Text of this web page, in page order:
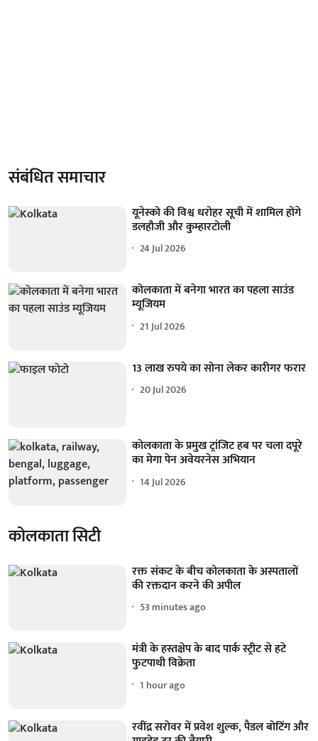
संबंधित समाचार
यूनेस्को की विश्व धरोहर सूची में शामिल होंगे
डलहौजी और कुम्हारटोली
24 Jul 2026
कोलकाता में बनेगा भारत का पहला साउंड
म्यूजियम
21 Jul 2026
13 लाख रुपये का सोना लेकर कारीगर फरार
20 Jul 2026
कोलकाता के प्रमुख ट्रांजिट हब पर चला दपूरे
का मेगा पेन अवेयरनेस अभियान
14 Jul 2026
कोलकाता सिटी
रक्त संकट के बीच कोलकाता के अस्पतालों
की रक्तदान करने की अपील
53 minutes ago
मंत्री के हस्तक्षेप के बाद पार्क स्ट्रीट से हटे
फुटपाथी विक्रेता
1 hour ago
रवींद्र सरोवर में प्रवेश शुल्क, पैडल बोटिंग और